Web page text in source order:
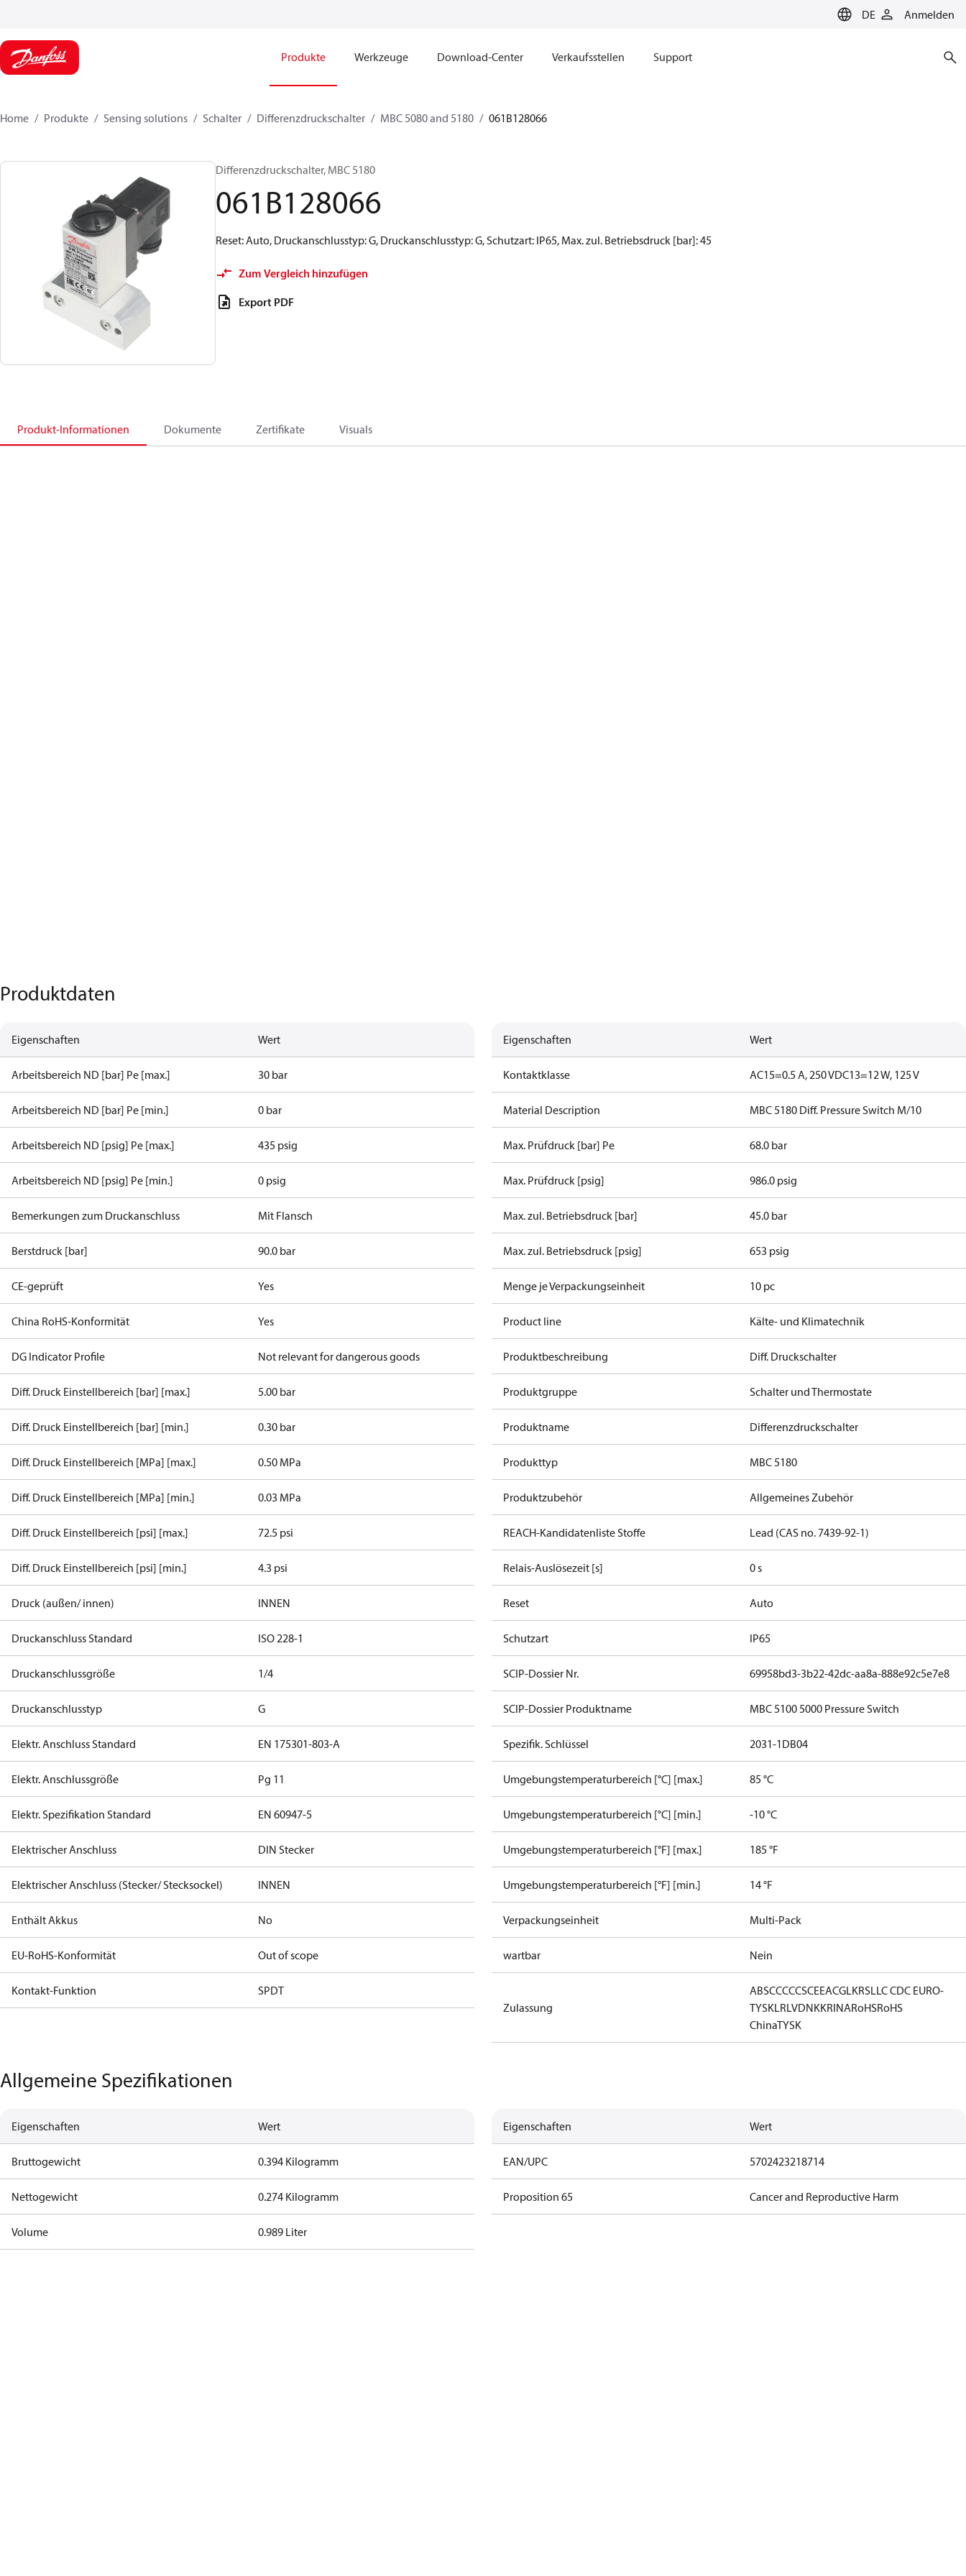
DE Anmelden
Produkte Werkzeuge Download-Center Verkaufsstellen Support
Home Produkte Sensing solutions Schalter Differenzdruckschalter MBC 5080 and 5180 061B128066
Differenzdruckschalter, MBC 5180
061B128066
Reset: Auto, Druckanschlusstyp: G, Druckanschlusstyp: G, Schutzart: IP65, Max. zul. Betriebsdruck [bar]: 45
Zum Vergleich hinzufügen
Export PDF
Produkt-Informationen Dokumente Zertifikate Visuals
Produktdaten
Eigenschaften Wert
Arbeitsbereich ND [bar] Pe [max.] 30 bar
Arbeitsbereich ND [bar] Pe [min.] 0 bar
Arbeitsbereich ND [psig] Pe [max.] 435 psig
Arbeitsbereich ND [psig] Pe [min.] 0 psig
Bemerkungen zum Druckanschluss Mit Flansch
Berstdruck [bar] 90.0 bar
CE-geprüft Yes
China RoHS-Konformität Yes
DG Indicator Profile Not relevant for dangerous goods
Diff. Druck Einstellbereich [bar] [max.] 5.00 bar
Diff. Druck Einstellbereich [bar] [min.] 0.30 bar
Diff. Druck Einstellbereich [MPa] [max.] 0.50 MPa
Diff. Druck Einstellbereich [MPa] [min.] 0.03 MPa
Diff. Druck Einstellbereich [psi] [max.] 72.5 psi
Diff. Druck Einstellbereich [psi] [min.] 4.3 psi
Druck (außen/ innen) INNEN
Druckanschluss Standard ISO 228-1
Druckanschlussgröße 1/4
Druckanschlusstyp G
Elektr. Anschluss Standard EN 175301-803-A
Elektr. Anschlussgröße Pg 11
Elektr. Spezifikation Standard EN 60947-5
Elektrischer Anschluss DIN Stecker
Elektrischer Anschluss (Stecker/ Stecksockel) INNEN
Enthält Akkus No
EU-RoHS-Konformität Out of scope
Kontakt-Funktion SPDT
Eigenschaften Wert
Kontaktklasse AC15=0.5 A, 250 VDC13=12 W, 125 V
Material Description MBC 5180 Diff. Pressure Switch M/10
Max. Prüfdruck [bar] Pe 68.0 bar
Max. Prüfdruck [psig] 986.0 psig
Max. zul. Betriebsdruck [bar] 45.0 bar
Max. zul. Betriebsdruck [psig] 653 psig
Menge je Verpackungseinheit 10 pc
Product line Kälte- und Klimatechnik
Produktbeschreibung Diff. Druckschalter
Produktgruppe Schalter und Thermostate
Produktname Differenzdruckschalter
Produkttyp MBC 5180
Produktzubehör Allgemeines Zubehör
REACH-Kandidatenliste Stoffe Lead (CAS no. 7439-92-1)
Relais-Auslösezeit [s] 0 s
Reset Auto
Schutzart IP65
SCIP-Dossier Nr. 69958bd3-3b22-42dc-aa8a-888e92c5e7e8
SCIP-Dossier Produktname MBC 5100 5000 Pressure Switch
Spezifik. Schlüssel 2031-1DB04
Umgebungstemperaturbereich [°C] [max.] 85 °C
Umgebungstemperaturbereich [°C] [min.] -10 °C
Umgebungstemperaturbereich [°F] [max.] 185 °F
Umgebungstemperaturbereich [°F] [min.] 14 °F
Verpackungseinheit Multi-Pack
wartbar Nein
Zulassung
ABSCCCCCSCEEACGLKRSLLC CDC EURO-
TYSKLRLVDNKKRINARoHSRoHS
ChinaTYSK
Allgemeine Spezifikationen
Eigenschaften Wert
Bruttogewicht 0.394 Kilogramm
Nettogewicht 0.274 Kilogramm
Volume 0.989 Liter
Eigenschaften Wert
EAN/UPC 5702423218714
Proposition 65 Cancer and Reproductive Harm